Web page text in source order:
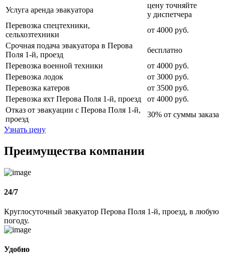
Услуга аренда эвакуатора
цену точняйте
у диспетчера
Перевозка спецтехники,
сельхозтехники
от 4000 руб.
Срочная подача эвакуатора в Перова
Поля 1-й, проезд
бесплатно
Перевозка военной техники
от 4000 руб.
Перевозка лодок
от 3000 руб.
Перевозка катеров
от 3500 руб.
Перевозка яхт Перова Поля 1-й, проезд
от 4000 руб.
Отказ от эвакуации с Перова Поля 1-й,
проезд
30% от суммы заказа
Узнать цену
Преимущества компании
24/7
Круглосуточный эвакуатор Перова Поля 1-й, проезд, в любую
погоду.
Удобно